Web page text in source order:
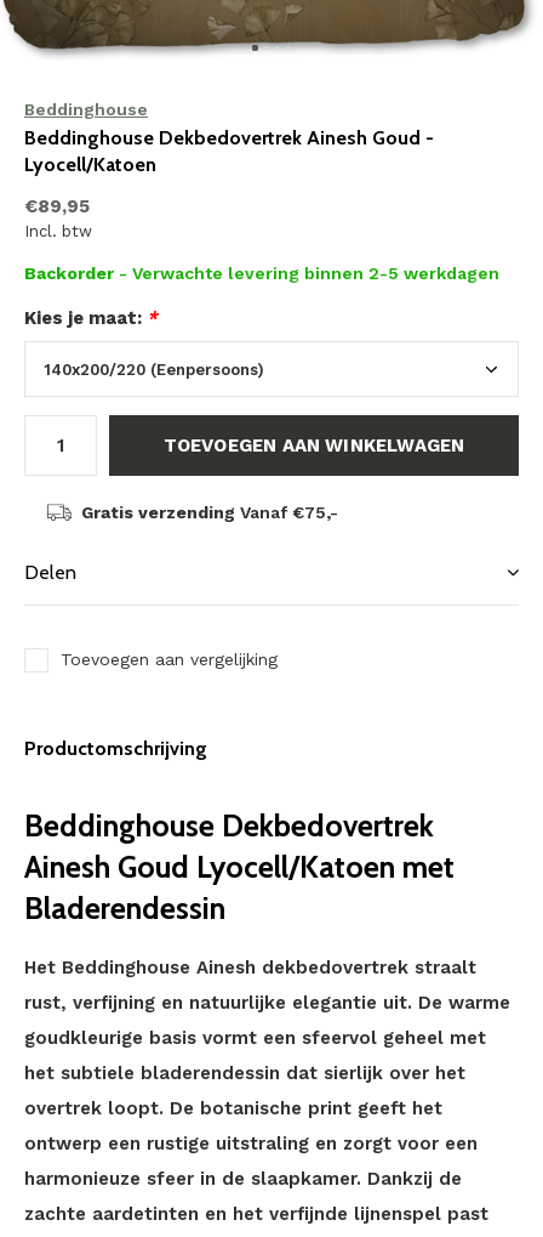
Beddinghouse
Beddinghouse Dekbedovertrek Ainesh Goud -
Lyocell/Katoen
€89,95
Incl. btw
Backorder - Verwachte levering binnen 2-5 werkdagen
Kies je maat: *
TOEVOEGEN AAN WINKELWAGEN
Gratis verzending Vanaf €75,-
Delen
Toevoegen aan vergelijking
Productomschrijving
Beddinghouse Dekbedovertrek
Ainesh Goud Lyocell/Katoen met
Bladerendessin
Het Beddinghouse Ainesh dekbedovertrek straalt
rust, verfijning en natuurlijke elegantie uit. De warme
goudkleurige basis vormt een sfeervol geheel met
het subtiele bladerendessin dat sierlijk over het
overtrek loopt. De botanische print geeft het
ontwerp een rustige uitstraling en zorgt voor een
harmonieuze sfeer in de slaapkamer. Dankzij de
zachte aardetinten en het verfijnde lijnenspel past